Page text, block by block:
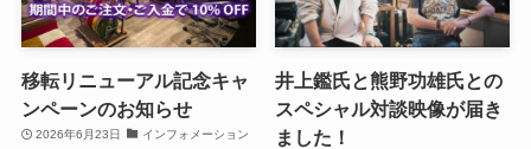
移転リニューアル記念キャ
ンペーンのお知らせ
2026年6月23日 インフォメーション
井上鑑氏と熊野功雄氏との
スペシャル対談映像が届き
ました！